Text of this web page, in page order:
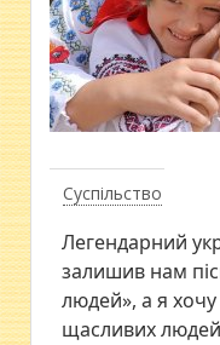
Суспільство
Легендарний
залишив нам
людей», а я хочу
щасливих